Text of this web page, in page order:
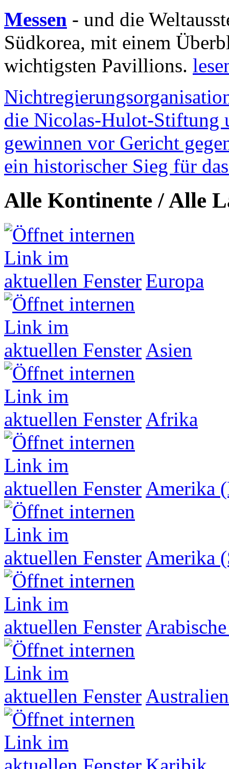
Messen - und die
Südkorea, mit einem
wichtigsten Pavillions.
die Nicolas-Hulot-Stiftung
gewinnen vor Gericht
ein historischer Sieg für
Alle Kontinente / Alle
Europa
Asien
Afrika
Amerika
Amerika
Australien